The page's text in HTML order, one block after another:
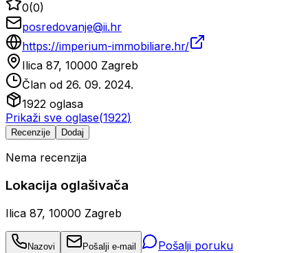
0(0)
posredovanje@ii.hr
https://imperium-immobiliare.hr/
Ilica 87, 10000 Zagreb
Član od 26. 09. 2024.
1922 oglasa
Prikaži sve oglase(1922)
Recenzije Dodaj
Nema recenzija
Lokacija oglašivača
Ilica 87, 10000 Zagreb
Nazovi Pošalji e-mail Pošalji poruku